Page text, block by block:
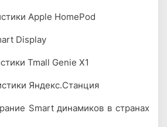
Apple HomePod
Display
Tmall Genie X1
Яндекс.Станция
Smart динамиков в странах